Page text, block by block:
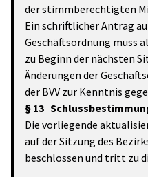
der stimmberechtigten
Ein schriftlicher Antrag
Geschäftsordnung muss
zu Beginn der nächsten
Änderungen der
der BVV zur Kenntnis
§ 13
Die vorliegende
auf der Sitzung des
beschlossen und tritt zu